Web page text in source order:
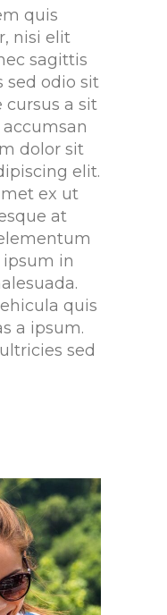
quis
nisi elit
sagittis
sed odio sit
a sit
dolor sit
elit.
ex ut
at
ipsum in
quis
a ipsum.
sed